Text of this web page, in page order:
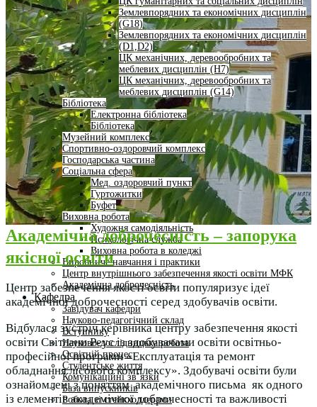
Землевпорядних та економічних дисциплін
(G18)
Землевпорядних та економічних дисциплін
(D1,D2)
ЦК механічних, деревообробних та
меблевих дисциплін (H7)
ЦК механічних, деревообробних та
меблевих дисциплін (G14)
Бібліотека
Електронна бібліотека
Бібліотека
Музейний комплекс
Спортивно-оздоровчий комплекс
Господарська частина
Соціальна сфера
Мед. оздоровчий пункт
Гуртожитки
Буфет
Виховна робота
Художня самодіяльність
Психологічна служба
Виховна робота в коледжі
Виробниче навчання і практики
Центр внутрішнього забезпечення якості освіти МФК
Академічна доброчесність
Кафедра
Завідувач кафедри
Науково-педагогічний склад
Вступнику
Науково-дослідницька робота
Освітній процес
Студентське життя
Комунікаційні зв’язки
База випускників
Робота зі стейкхолдерами
Академічна доброчесність – запорука
якісної освіти
Центр забезпечення якості освіти популяризує ідеї
академічної доброчесності серед здобувачів освіти.
Відбулася зустріч керівника центру забезпечення якості
освіти Світлани Реус із здобувачами освіти освітньо-
професійної програми «Експлуатація та ремонт
обладнання лісового комплексу». Здобувачі освіти були
ознайомлені з поняттям академічного письма як одного
із елементів академічної доброчесності та важливості